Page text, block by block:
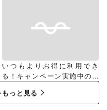
いつもよりお得に利用でき
る！キャンペーン実施中のス
っと見る